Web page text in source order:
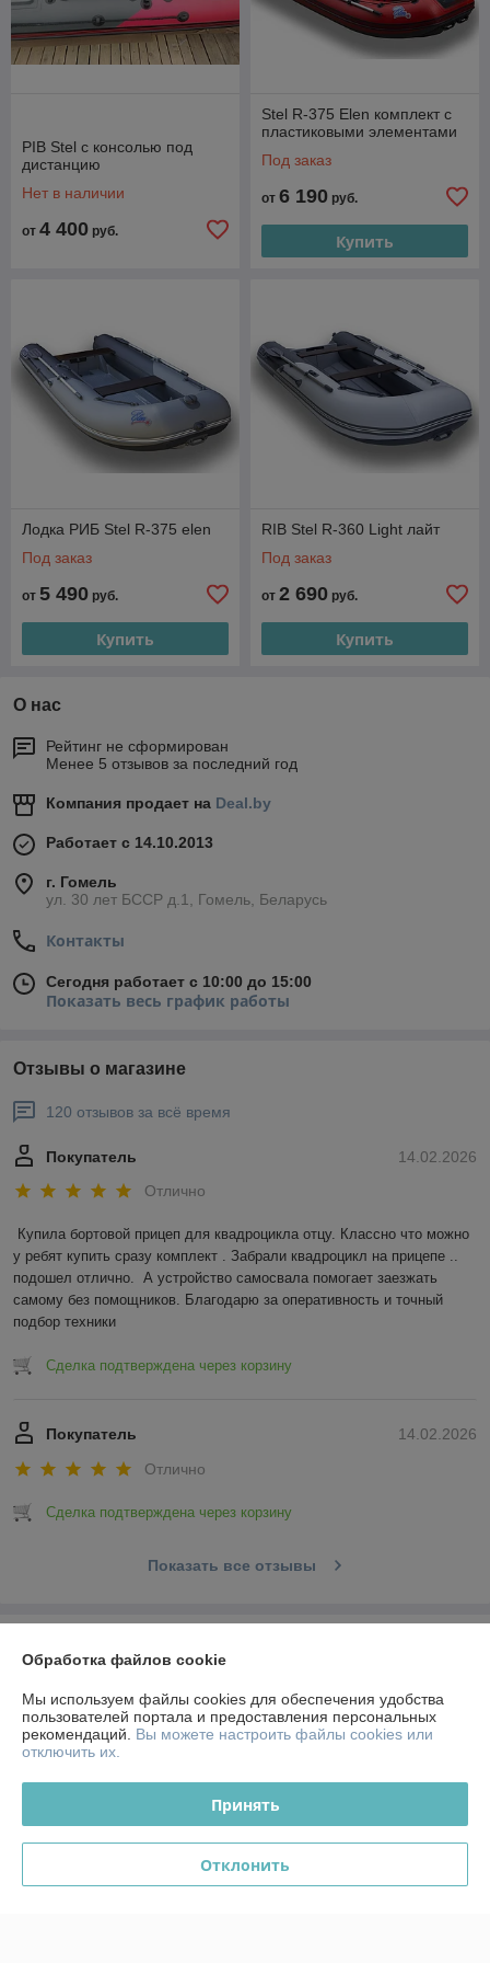
РIB Stel c консолью под
дистанцию
Нет в наличии
от 4 400 руб.
Stel R-375 Elen комплект с
пластиковыми элементами
Под заказ
от 6 190 руб.
Купить
Лодка РИБ Stel R-375 elen
Под заказ
от 5 490 руб.
Купить
RIB Stel R-360 Light лайт
Под заказ
от 2 690 руб.
Купить
О нас
Рейтинг не сформирован
Менее 5 отзывов за последний год
Компания продает на Deal.by
Работает с 14.10.2013
г. Гомель
ул. 30 лет БССР д.1, Гомель, Беларусь
Контакты
Сегодня работает с 10:00 до 15:00
Показать весь график работы
Отзывы о магазине
120 отзывов за всё время
14.02.2026
Покупатель
Отлично
Купила бортовой прицеп для квадроцикла отцу. Классно что можно
у ребят купить сразу комплект . Забрали квадроцикл на прицепе ..
подошел отлично.  А устройство самосвала помогает заезжать
самому без помощников. Благодарю за оперативность и точный
подбор техники
Сделка подтверждена через корзину
14.02.2026
Покупатель
Отлично
Сделка подтверждена через корзину
Показать все отзывы
Контакты
Доставка и оплата
Полная версия сайта
Обработка файлов cookie
Мы используем файлы cookies для обеспечения удобства
пользователей портала и предоставления персональных
рекомендаций. Вы можете настроить файлы cookies или
отключить их.
Принять
Отклонить